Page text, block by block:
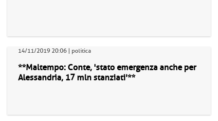
14/11/2019 20:06 | politica
**Maltempo: Conte, 'stato emergenza anche per
Alessandria, 17 mln stanziati'**